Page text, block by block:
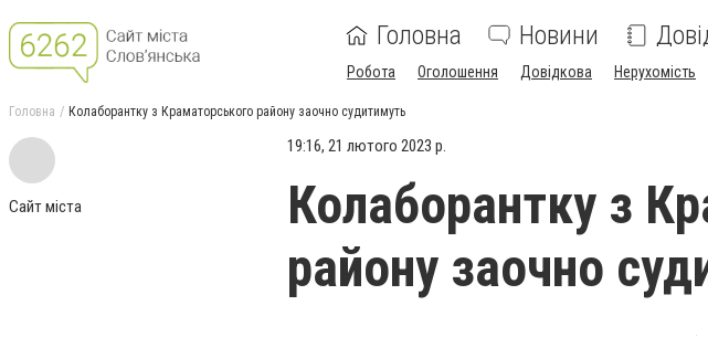
Головна Новини
Робота Оголошення Довідкова Нерухомість
Головна Колаборантку з Краматорського району заочно судитимуть
Сайт міста
19:16, 21 лютого 2023 р.
Колаборантку з
району заочно